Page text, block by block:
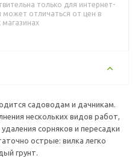
только для интернет-
может отличаться от цен в
магазинах
садоводам и дачникам.
нескольких видов работ,
сорняков и пересадки
острые: вилка легко
грунт.